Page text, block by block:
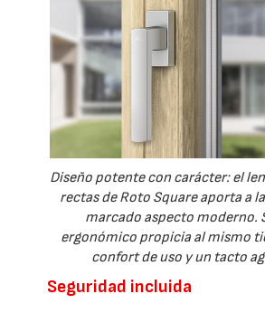
Diseño potente con carácter: el
rectas de Roto Square aporta a
marcado aspecto moderno.
ergonómico propicia al mismo
confort de uso y un tacto
Seguridad incluida